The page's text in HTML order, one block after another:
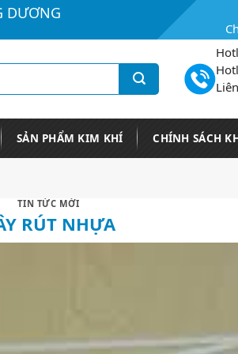
DƯƠNG
SẢN PHẨM KIM KHÍ CHÍNH SÁCH
TIN TỨC MỚI
RÚT NHỰA